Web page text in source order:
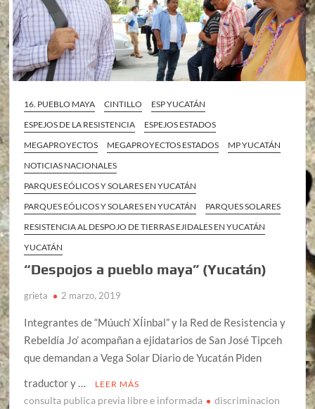
16. PUEBLO MAYA CINTILLO
ESP YUCATÁN
ESPEJOS DE LA RESISTENCIA
ESPEJOS ESTADOS
MEGAPROYECTOS
MEGAPROYECTOS ESTADOS
MP YUCATÁN
NOTICIAS NACIONALES
PARQUES EÓLICOS Y SOLARES EN YUCATÁN
PARQUES EÓLICOS Y SOLARES EN YUCATÁN
PARQUES SOLARES
RESISTENCIA AL DESPOJO DE TIERRAS EJIDALES EN YUCATÁN
YUCATÁN
“Despojos a pueblo maya” (Yucatán)
grieta 2 marzo, 2019
Integrantes de “Múuch’ XÍinbal” y la Red de Resistencia y
Rebeldía Jo’ acompañan a ejidatarios de San José Tipceh
que demandan a Vega Solar Diario de Yucatán Piden
traductor y …
LEER MÁS
consulta publica previa libre e informada
discriminacion